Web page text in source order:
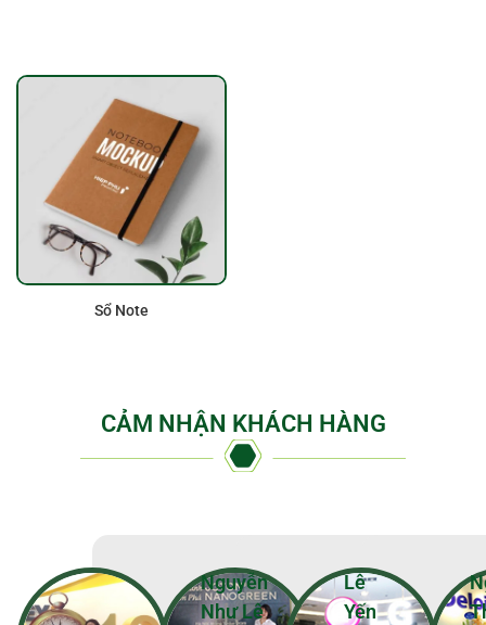
Sổ Note
CẢM NHẬN KHÁCH HÀNG
Nguyễn
Như Lê
Lê
Yến